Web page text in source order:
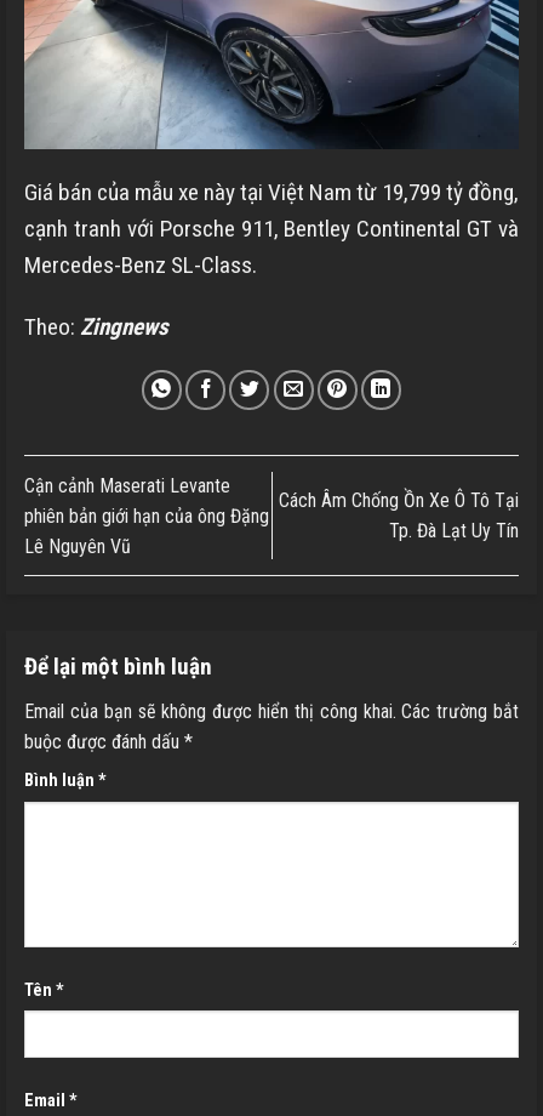
Giá bán của mẫu xe này tại Việt Nam từ 19,799 tỷ đồng,
cạnh tranh với Porsche 911, Bentley Continental GT và
Mercedes-Benz SL-Class.
Theo: Zingnews
Cận cảnh Maserati Levante
phiên bản giới hạn của ông Đặng
Lê Nguyên Vũ
Cách Âm Chống Ồn Xe Ô Tô Tại
Tp. Đà Lạt Uy Tín
Để lại một bình luận
Email của bạn sẽ không được hiển thị công khai. Các trường bắt
buộc được đánh dấu *
Bình luận *
Tên *
Email *